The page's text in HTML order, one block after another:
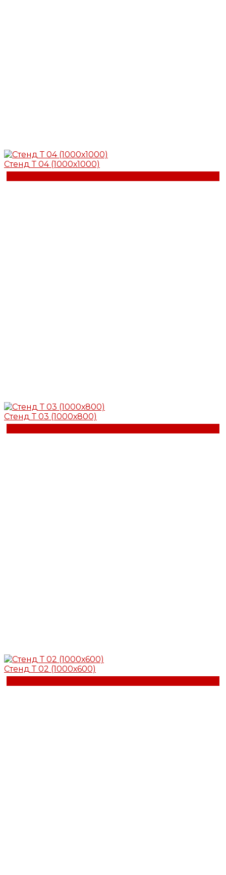
Стенд Т 04 (1000х1000)
Стенд Т 03 (1000х800)
Стенд Т 02 (1000х600)